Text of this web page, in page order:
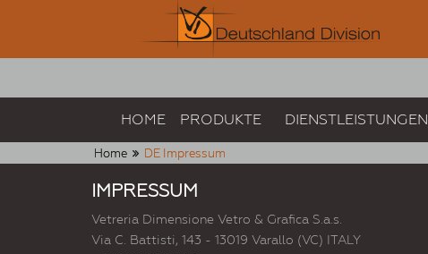
HOME PRODUKTE DIENSTLEISTUNGEN
Home DE Impressum
IMPRESSUM
Vetreria Dimensione Vetro & Grafica S.a.s.
Via C. Battisti, 143 - 13019 Varallo (VC) ITALY